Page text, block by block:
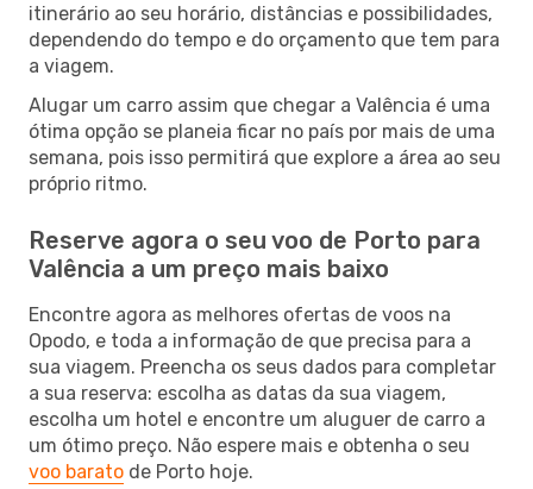
itinerário ao seu horário, distâncias e possibilidades,
dependendo do tempo e do orçamento que tem para
a viagem.
Alugar um carro assim que chegar a Valência é uma
ótima opção se planeia ficar no país por mais de uma
semana, pois isso permitirá que explore a área ao seu
próprio ritmo.
Reserve agora o seu voo de Porto para
Valência a um preço mais baixo
Encontre agora as melhores ofertas de voos na
Opodo, e toda a informação de que precisa para a
sua viagem. Preencha os seus dados para completar
a sua reserva: escolha as datas da sua viagem,
escolha um hotel e encontre um aluguer de carro a
um ótimo preço. Não espere mais e obtenha o seu
voo barato de Porto hoje.